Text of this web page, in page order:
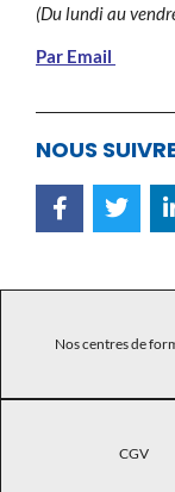
(Du lundi au
Par Email
NOUS
Nos centres de
CGV